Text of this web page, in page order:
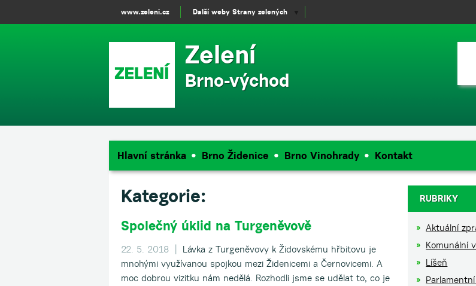
Zelení
Brno-východ
Hlavní stránka Brno Židenice Brno Vinohrady Kontakt
Kategorie:
Společný úklid na Turgeněvově
22. 5. 2018 |
Lávka z Turgeněvovy k Židovskému hřbitovu je
mnohými využívanou spojkou mezi Židenicemi a Černovicemi. A
moc dobrou vizitku nám nedělá. Rozhodli jsme se udělat to, co je
RUBRIKY
Aktuální
Komunální
Líšeň
www.zeleni.cz Další weby Strany zelených ▼